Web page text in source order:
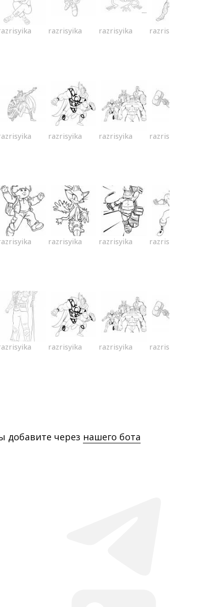
razrisyika razrisyika razrisyika
razrisyika razrisyika razrisyika
razrisyika razrisyika razrisyika
razrisyika razrisyika razrisyika
добавите через нашего бота